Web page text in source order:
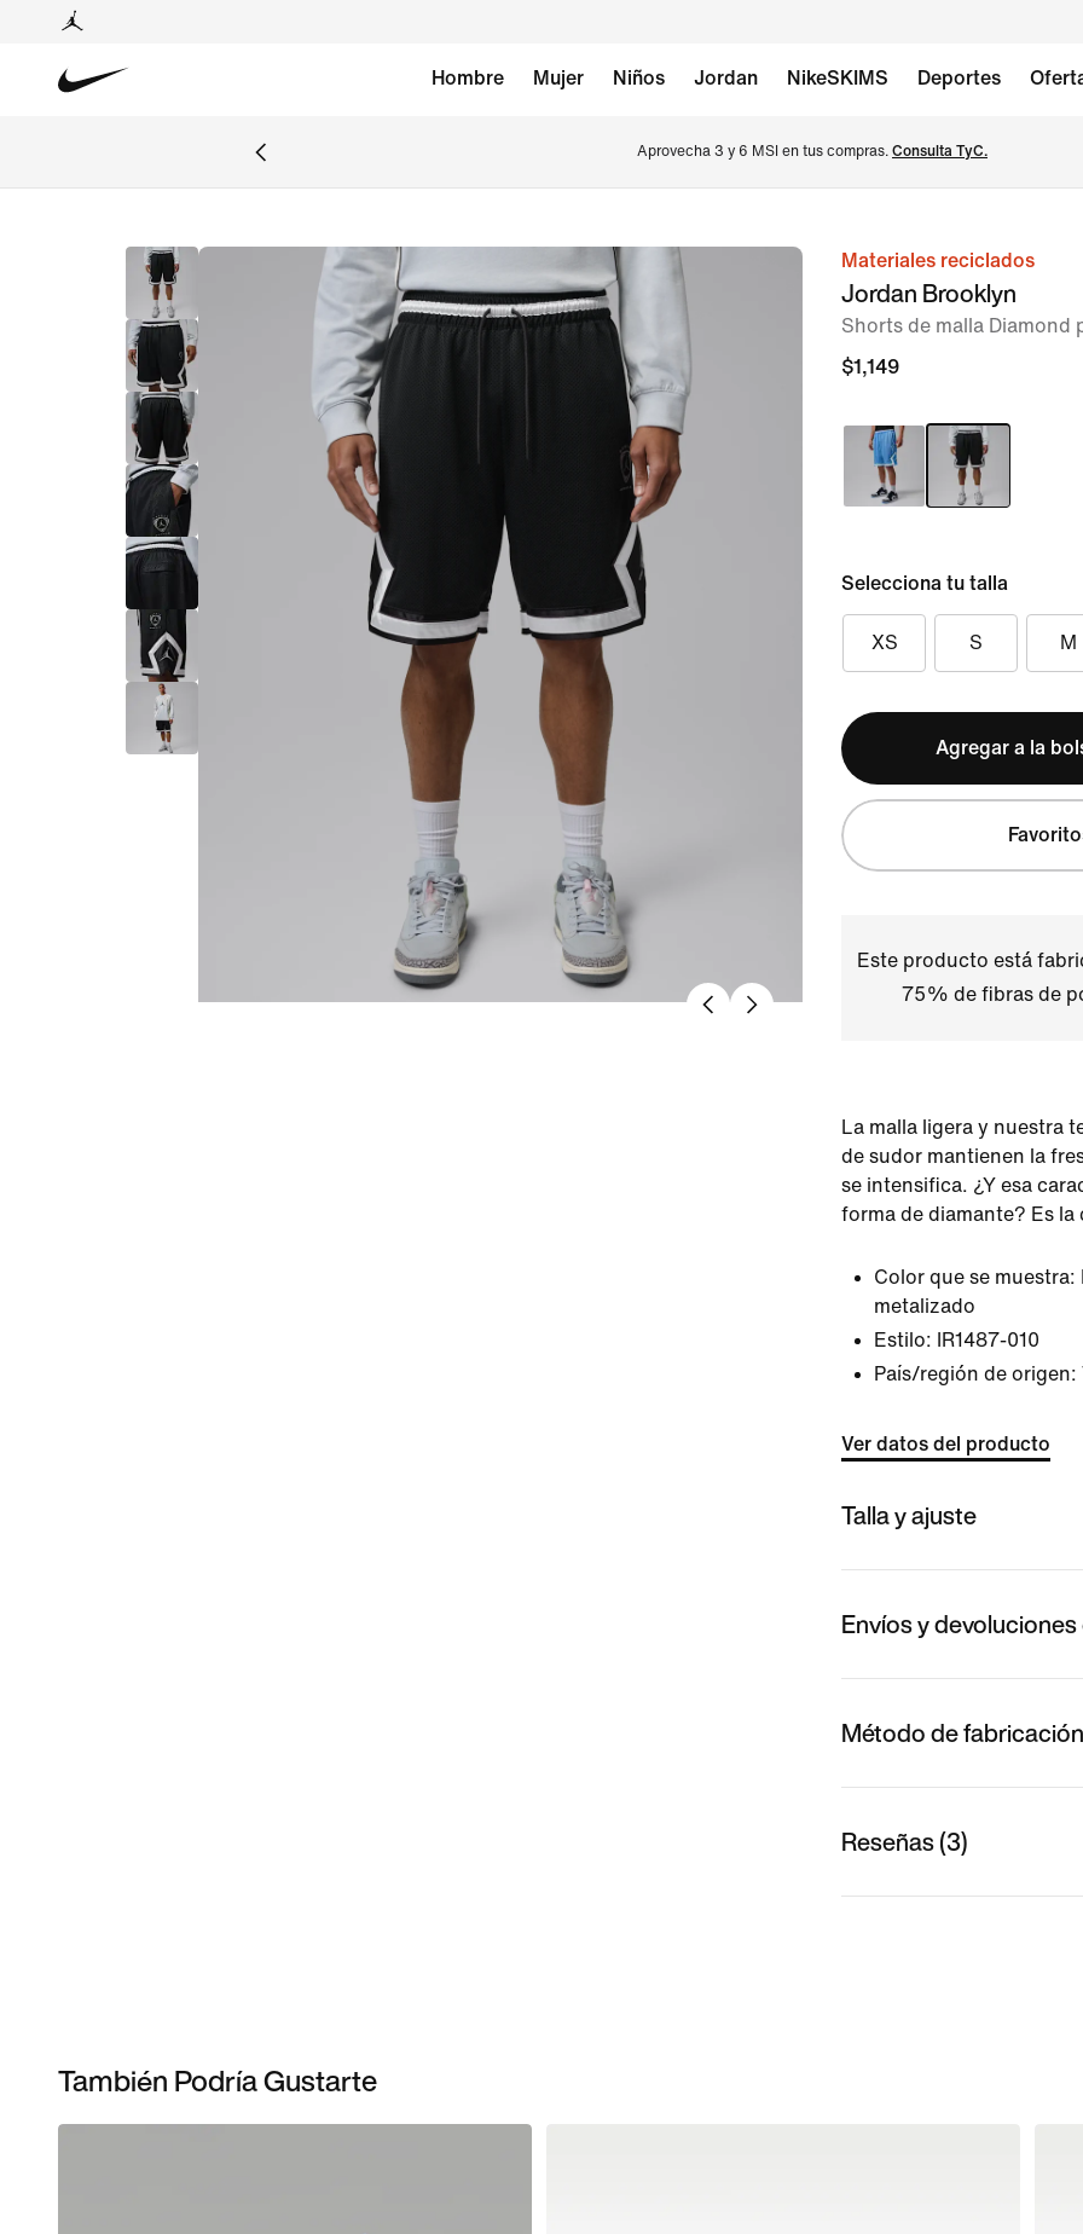
Hombre Mujer Niños Jordan NikeSKIMS Deportes
Aprovecha 3 y 6 MSI en tus compras. Consulta TyC.
imagen 1 de 7
Materiales reciclados
Jordan Brooklyn
Shorts de malla Diamond
$1,149
Selecciona tu talla
XS S M
Agregar a la
Este producto está
75% de fibras de
La malla ligera y nuestra
de sudor mantienen la
se intensifica. ¿Y esa
forma de diamante? Es la
Color que se muestra:
metalizado
Estilo:
IR1487-010
País/región de origen:
Ver datos del producto
Talla y ajuste
Envíos y
Método de fabricación
Reseñas (3)
También Podría Gustarte